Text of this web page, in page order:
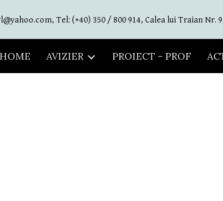
main content Skip to
Tel: (+40) 350 / 800 914, Calea lui Traian Nr.
HOME AVIZIER PROIECT - PROF